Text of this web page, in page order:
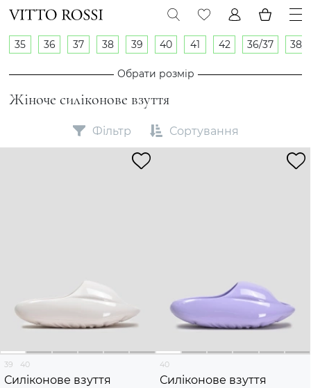
Жіноче силіконове взуття
35 36 37 38 39 40 41 42 36/37 38/
Обрати розмір
Фільтр Сортування
39 40
Силіконове взуття
40
Силіконове взуття